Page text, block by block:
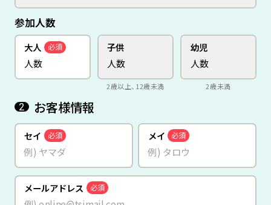
参加人数
大人 必須 子供
2歳以上、12歳未満
幼児
2歳未満
2 お客様情報
セイ 必須 メイ 必須
メールアドレス 必須